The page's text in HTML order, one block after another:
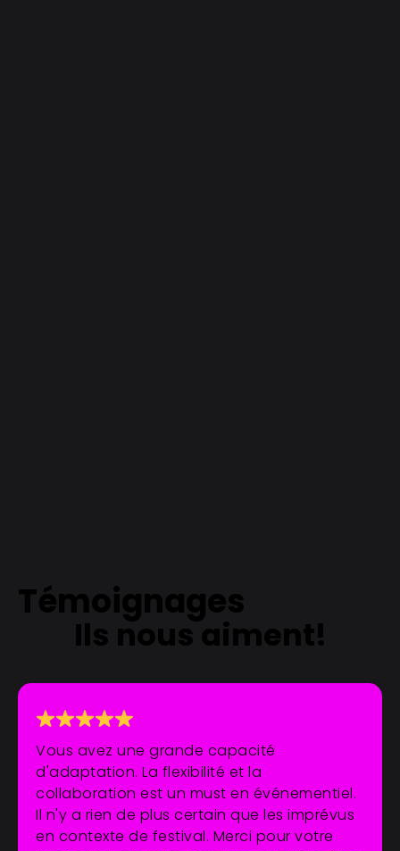
Témoignages
Ils nous aiment!
Vous avez une grande capacité
d'adaptation. La flexibilité et la
collaboration est un must en événementiel.
Il n'y a rien de plus certain que les imprévus
en contexte de festival. Merci pour votre